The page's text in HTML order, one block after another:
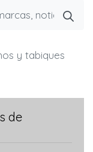
y tabiques
de